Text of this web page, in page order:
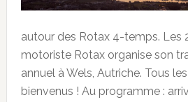
autour des Rotax 4-temps. Les
motoriste Rotax organise son
annuel à Wels, Autriche. Tous
bienvenus ! Au programme :